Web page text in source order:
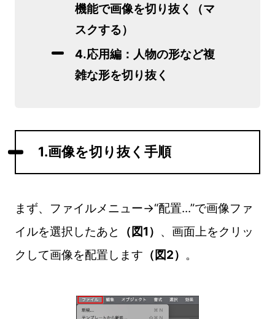
機能で画像を切り抜く（マ
スクする）
4.応用編：人物の形など複
雑な形を切り抜く
1.画像を切り抜く手順
まず、ファイルメニュー→“配置...”で画像ファ
イルを選択したあと
（図1） 、画面上をクリッ
クして画像を配置します （図2） 。